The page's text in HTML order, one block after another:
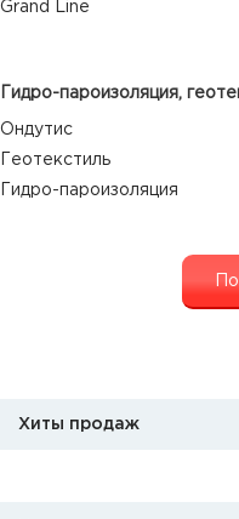
Grand Line
Гидро-пароизоляция,
Ондутис
Геотекстиль
Гидро-пароизоляция
Хиты продаж